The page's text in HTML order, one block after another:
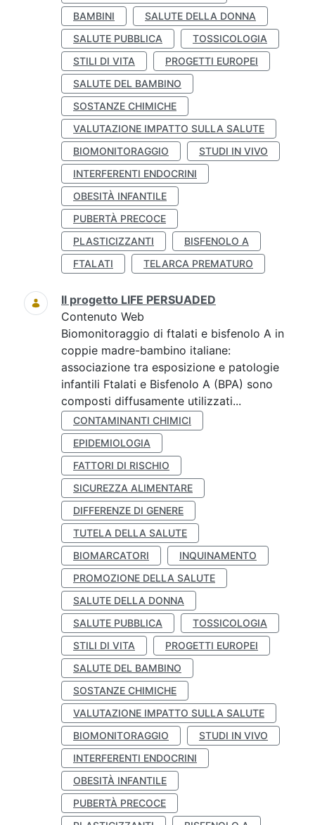
BAMBINI
SALUTE DELLA DONNA
SALUTE PUBBLICA
TOSSICOLOGIA
STILI DI VITA
PROGETTI EUROPEI
SALUTE DEL BAMBINO
SOSTANZE CHIMICHE
VALUTAZIONE IMPATTO SULLA SALUTE
BIOMONITORAGGIO
STUDI IN VIVO
INTERFERENTI ENDOCRINI
OBESITÀ INFANTILE
PUBERTÀ PRECOCE
PLASTICIZZANTI
BISFENOLO A
FTALATI
TELARCA PREMATURO
Il progetto LIFE PERSUADED
Contenuto Web
Biomonitoraggio di ftalati e bisfenolo A in
coppie madre-bambino italiane:
associazione tra esposizione e patologie
infantili Ftalati e Bisfenolo A (BPA) sono
composti diffusamente utilizzati...
CONTAMINANTI CHIMICI
EPIDEMIOLOGIA
FATTORI DI RISCHIO
SICUREZZA ALIMENTARE
DIFFERENZE DI GENERE
TUTELA DELLA SALUTE
BIOMARCATORI
INQUINAMENTO
PROMOZIONE DELLA SALUTE
SALUTE DELLA DONNA
SALUTE PUBBLICA
TOSSICOLOGIA
STILI DI VITA
PROGETTI EUROPEI
SALUTE DEL BAMBINO
SOSTANZE CHIMICHE
VALUTAZIONE IMPATTO SULLA SALUTE
BIOMONITORAGGIO
STUDI IN VIVO
INTERFERENTI ENDOCRINI
OBESITÀ INFANTILE
PUBERTÀ PRECOCE